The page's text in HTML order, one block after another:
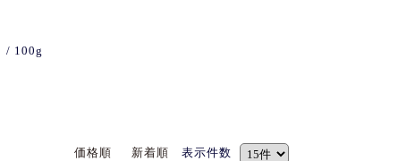
/ 100g
価格順 新着順 表示件数